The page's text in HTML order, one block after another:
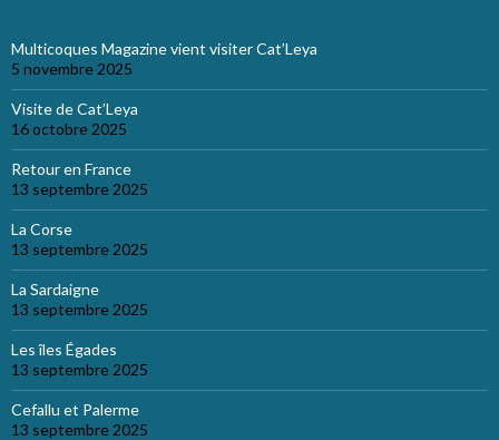
Multicoques Magazine vient visiter Cat’Leya
5 novembre 2025
Visite de Cat’Leya
16 octobre 2025
Retour en France
13 septembre 2025
La Corse
13 septembre 2025
La Sardaigne
13 septembre 2025
Les îles Égades
13 septembre 2025
Cefallu et Palerme
13 septembre 2025